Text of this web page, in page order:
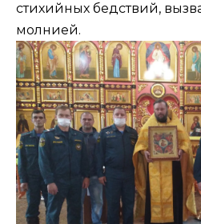
стихийных бедствий,
молнией.